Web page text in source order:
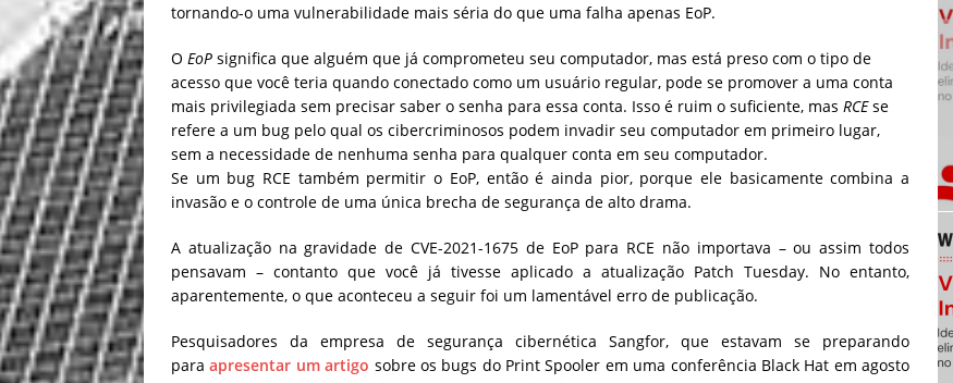
tornando-o uma vulnerabilidade mais séria do que uma falha apenas EoP.
O EoP significa que alguém que já comprometeu seu computador, mas está preso com o tipo de
acesso que você teria quando conectado como um usuário regular, pode se promover a uma conta
mais privilegiada sem precisar saber o senha para essa conta. Isso é ruim o suficiente, mas RCEse
refere a um bug pelo qual os cibercriminosos podem invadir seu computador em primeiro lugar,
sem a necessidade de nenhuma senha para qualquer conta em seu computador.
Se um bug RCE também permitir o EoP, então é ainda pior, porque ele basicamente combina a
invasão e o controle de uma única brecha de segurança de alto drama.
A atualização na gravidade de CVE-2021-1675 de EoP para RCE não importava – ou assim todos
pensavam – contanto que você já tivesse aplicado a atualização Patch Tuesday. No entanto,
aparentemente, o que aconteceu a seguir foi um lamentável erro de publicação.
Pesquisadores da empresa de segurança cibernética Sangfor, que estavam se preparando
paraapresentar um artigo sobre os bugs do Print Spooler em uma conferência Black Hat em agosto